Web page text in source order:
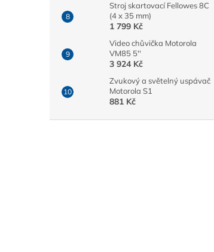
Stroj skartovací Fellowes 8C
(4 x 35 mm)
1 799 Kč
Video chůvička Motorola
VM85 5''
3 924 Kč
Zvukový a světelný uspávač
Motorola S1
881 Kč